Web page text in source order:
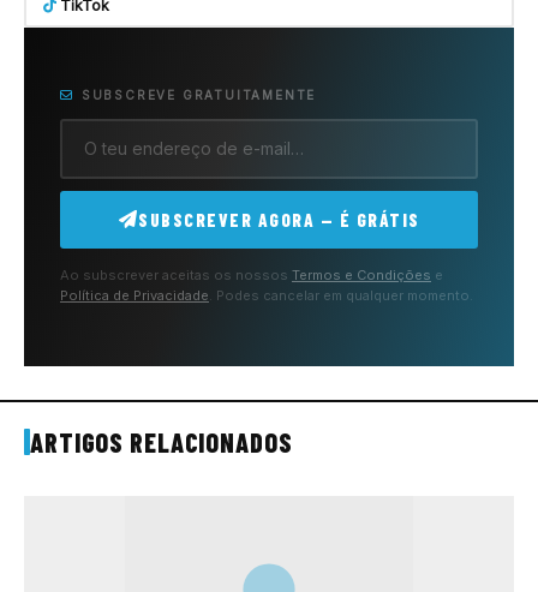
TikTok
SUBSCREVE GRATUITAMENTE
SUBSCREVER AGORA — É GRÁTIS
Ao subscrever aceitas os nossos Termos e Condições e
Política de Privacidade . Podes cancelar em qualquer momento.
ARTIGOS RELACIONADOS